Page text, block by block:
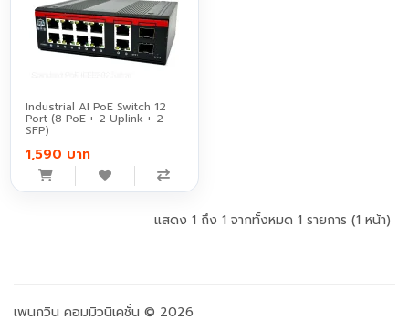
Industrial AI PoE Switch 12
Port (8 PoE + 2 Uplink + 2
SFP)
1,590 บาท
แสดง 1 ถึง 1 จากทั้งหมด 1 รายการ (1 หน้า)
เพนกวิน คอมมิวนิเคชั่น © 2026